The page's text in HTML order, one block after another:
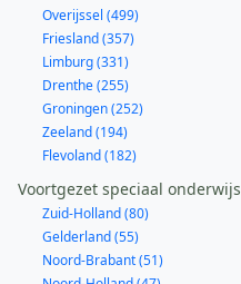
Overijssel (499)
Friesland (357)
Limburg (331)
Drenthe (255)
Groningen (252)
Zeeland (194)
Flevoland (182)
Voortgezet speciaal onderwijs
Zuid-Holland (80)
Gelderland (55)
Noord-Brabant (51)